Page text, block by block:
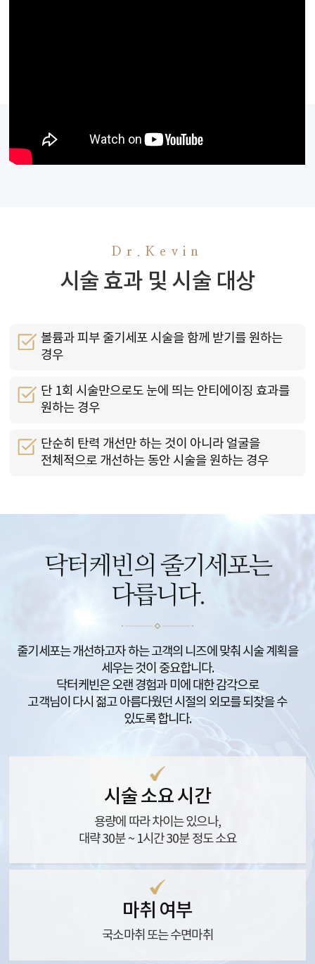
Dr.Kevin
시술 효과 및 시술 대상
볼륨과 피부 줄기세포 시술을 함께 받기를 원하는
경우
단 1회 시술만으로도 눈에 띄는 안티에이징 효과를
원하는 경우
단순히 탄력 개선만 하는 것이 아니라 얼굴을
전체적으로 개선하는 동안 시술을 원하는 경우
닥터케빈의 줄기세포는
다릅니다.
줄기세포는 개선하고자 하는 고객의 니즈에 맞춰 시술 계획을
세우는 것이 중요합니다.
닥터케빈은 오랜 경험과 미에 대한 감각으로
고객님이 다시 젊고 아름다웠던 시절의 외모를 되찾을 수
있도록 합니다.
시술 소요 시간
용량에 따라 차이는 있으나,
대략 30분 ~ 1시간 30분 정도 소요
마취 여부
국소마취 또는 수면마취